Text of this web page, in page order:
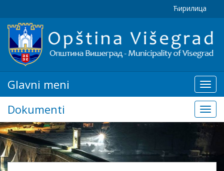
Ћирилица
Glavni
meni
Glavni meni
Dokumenti